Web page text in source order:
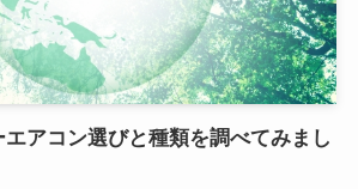
アコン選びと種類を調べてみまし